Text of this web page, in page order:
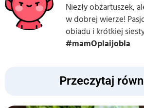
Niezły obżartuszek,
w dobrej wierze!
obiadu i krótkiej
#mamOplaijobla
Przeczytaj